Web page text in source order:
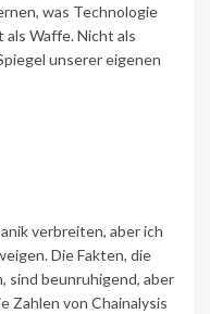
was Technologie
Waffe. Nicht als
unserer eigenen
verbreiten, aber ich
Die Fakten, die
sind beunruhigend, aber
Zahlen von Chainalysis